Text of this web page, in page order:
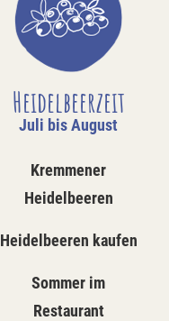
Heidelbeerzeit
Juli bis August
Kremmener
Heidelbeeren
Heidelbeeren kaufen
Sommer im
Restaurant